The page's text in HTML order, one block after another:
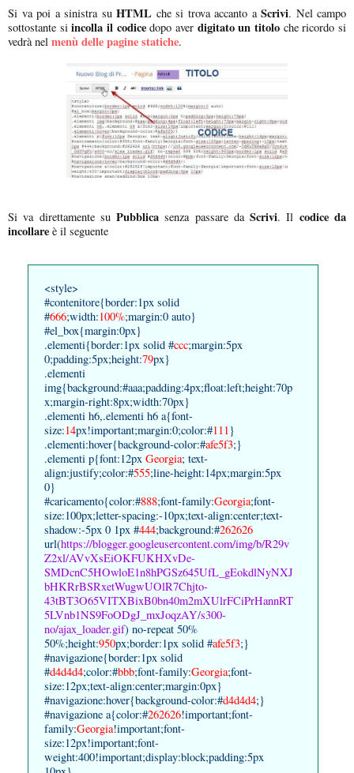
Si va poi a sinistra suHTML che si trova accanto aScrivi. Nel campo
sottostante siincolla il codicedopo aver digitato un titolo che ricordo si
vedrà nel menù delle pagine statiche.
Si va direttamente suPubblica senza passare daScrivi. Il codice da
incollare è il seguente
<style>
#contenitore{border:1px solid
#666;width:100%;margin:0 auto}
#el_box{margin:0px}
.elementi{border:1px solid #ccc;margin:5px
0;padding:5px;height:79px}
.elementi
img{background:#aaa;padding:4px;float:left;height:70p
x;margin-right:8px;width:70px}
.elementi h6,.elementi h6 a{font-
size:14px!important;margin:0;color:#111}
.elementi:hover{background-color:#afe5f3;}
.elementi p{font:12px Georgia; text-
align:justify;color:#555;line-height:14px;margin:5px
0}
#caricamento{color:#888;font-family:Georgia;font-
size:100px;letter-spacing:-10px;text-align:center;text-
shadow:-5px 0 1px #444;background:#262626
url(https://blogger.googleusercontent.com/img/b/R29v
Z2xl/AVvXsEiOKFUKHXvDe-
SMDcnC5HOwloE1n8hPGSz645UfL_gEokdlNyNXJ
bHKRrBSRxetWugwUOlR7Chjto-
43tBT3O65VITXBixB0bn40m2mXUlrFCiPrHannRT
5LVnb1NS9FoODgJ_mxJoqzAY/s300-
no/ajax_loader.gif) no-repeat 50%
50%;height:950px;border:1px solid #afe5f3;}
#navigazione{border:1px solid
#d4d4d4;color:#bbb;font-family:Georgia;font-
size:12px;text-align:center;margin:0px}
#navigazione:hover{background-color:#d4d4d4;}
#navigazione a{color:#262626!important;font-
family:Georgia!important;font-
size:12px!important;font-
weight:400!important;display:block;padding:5px